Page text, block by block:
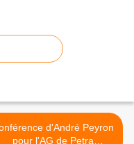
d'André Peyron
pour l'AG de Petra